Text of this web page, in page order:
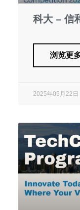
科大 – 信
浏览更
2025年05月22日